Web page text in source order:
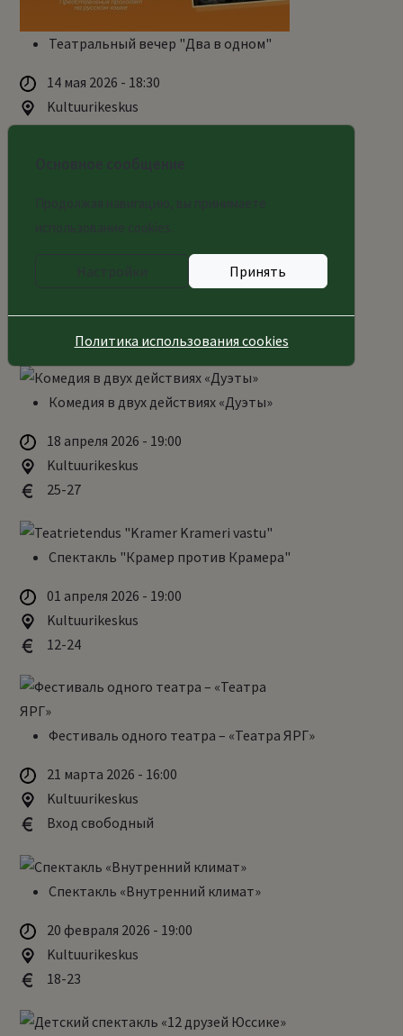
Театральный вечер "Два в одном"
14 мая 2026 - 18:30
Kultuurikeskus
Вход свободный
Комедия в двух действиях «Дуэты»
18 апреля 2026 - 19:00
Kultuurikeskus
25-27
Спектакль "Крамер против Крамера"
01 апреля 2026 - 19:00
Kultuurikeskus
12-24
Фестиваль одного театра – «Театра ЯРГ»
21 марта 2026 - 16:00
Kultuurikeskus
Вход свободный
Спектакль «Внутренний климат»
20 февраля 2026 - 19:00
Kultuurikeskus
18-23
Принять
Политика использования cookies